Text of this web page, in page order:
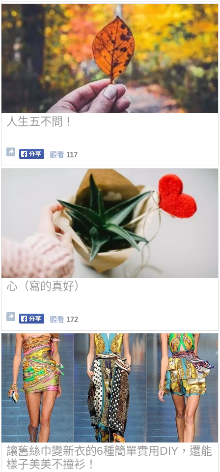
人生五不問！
觀看 117
心（寫的真好）
觀看 172
讓舊絲巾變新衣的6種簡單實用DIY，還能
樣子美美不撞衫！